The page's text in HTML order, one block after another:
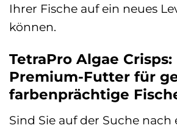
Ihrer Fische auf ein neues
können.
TetraPro Algae Crisps:
Premium-Futter für
farbenprächtige
Sind Sie auf der Suche